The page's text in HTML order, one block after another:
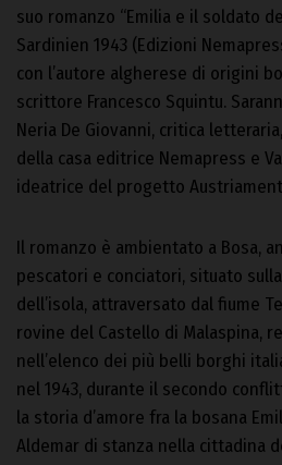
suo romanzo “Emilia e il soldato
Sardinien 1943 (Edizioni
con l’autore algherese di origini
scrittore Francesco Squintu.
Neria De Giovanni, critica
della casa editrice Nemapress e
ideatrice del progetto
Il romanzo è ambientato a Bosa,
pescatori e conciatori, situato
dell’isola, attraversato dal fiume
rovine del Castello di Malaspina,
nell’elenco dei più belli borghi
nel 1943, durante il secondo
la storia d’amore fra la bosana
Aldemar di stanza nella cittadina